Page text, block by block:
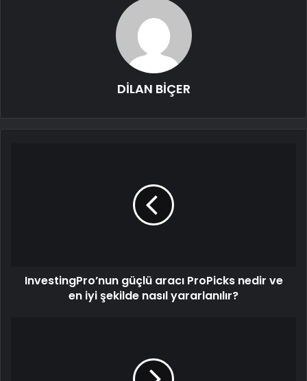
DİLAN BİÇER
InvestingPro’nun güçlü aracı ProPicks nedir ve
en iyi şekilde nasıl yararlanılır?